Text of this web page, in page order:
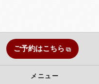
ご予約はこちら
メニュー